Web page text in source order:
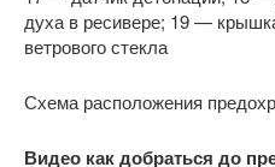
духа в ресивере; 19 —
ветрового стекла
Схема расположения
Видео как добраться до